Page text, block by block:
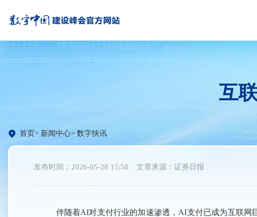
互
首页 新闻中心 数字快讯
发布时间：2026-05-28 15:58 文章来源：证券日报
伴随着AI对支付行业的加速渗透，AI支付已成为互联